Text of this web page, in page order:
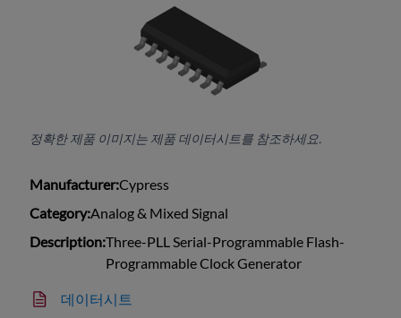
정확한 제품 이미지는 제품 데이터시트를 참조하세요.
Manufacturer:Cypress
Category:Analog & Mixed Signal
Description:Three-PLL Serial-Programmable Flash-
Programmable Clock Generator
데이터시트